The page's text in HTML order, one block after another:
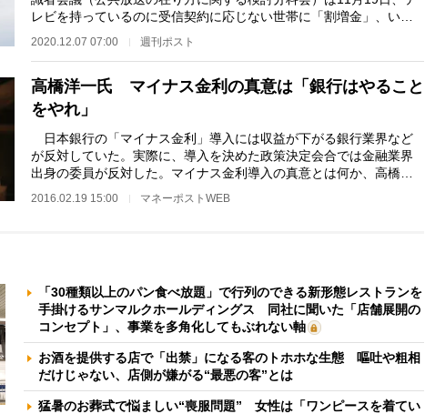
レビを持っているのに受信契約に応じない世帯に「割増金」、いわ
ば“罰金”を課す方針を…
2020.12.07 07:00 週刊ポスト
高橋洋一氏 マイナス金利の真意は「銀行はやること
をやれ」
日本銀行の「マイナス金利」導入には収益が下がる銀行業界など
が反対していた。実際に、導入を決めた政策決定会合では金融業界
出身の委員が反対した。マイナス金利導入の真意とは何か、高橋洋
2016.02.19 15:00 マネーポストWEB
「30種類以上のパン食べ放題」で行列のできる新形態レストランを
手掛けるサンマルクホールディングス 同社に聞いた「店舗展開の
コンセプト」、事業を多角化してもぶれない軸
お酒を提供する店で「出禁」になる客のトホホな生態 嘔吐や粗相
だけじゃない、店側が嫌がる“最悪の客”とは
猛暑のお葬式で悩ましい“喪服問題” 女性は「ワンピースを着てい